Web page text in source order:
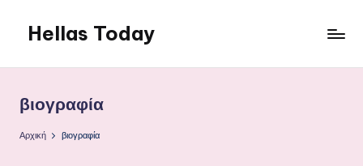
Μετάβαση
περιεχόμενο
Hellas Today
βιογραφία
Αρχική βιογραφία